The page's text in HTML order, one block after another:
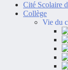
Cité Scolaire
Collège
Vie du